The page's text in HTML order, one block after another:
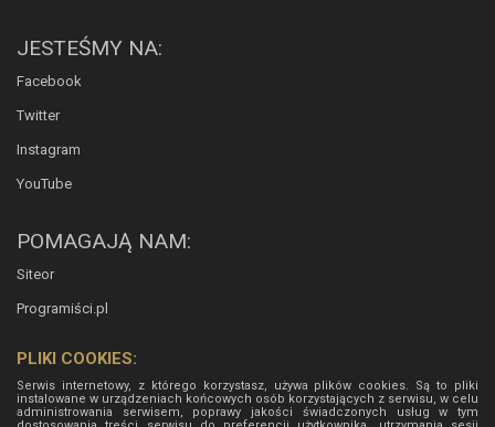
JESTEŚMY NA:
Facebook
Twitter
Instagram
YouTube
POMAGAJĄ NAM:
Siteor
Programiści.pl
PLIKI COOKIES:
Serwis internetowy, z którego korzystasz, używa plików cookies. Są to pliki
instalowane w urządzeniach końcowych osób korzystających z serwisu, w celu
administrowania serwisem, poprawy jakości świadczonych usług w tym